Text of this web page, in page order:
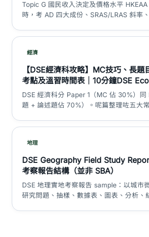
Topic G 國民收入決定及價格水平 HKEAA
時，考 AD 四大成份、SRAS/LRAS 斜率
pull/cost-push 通脹、multiplier 同 2019-
經濟
【DSE經濟科攻略】MC技巧、長題
考點及溫習時間表｜10分鐘DSE
DSE 經濟科分 Paper 1（MC 佔 30%）
題 + 論述題佔 70%）。呢篇整理咗五大
料為準。
地理
DSE Geography Field Study
考察報告結構（並非 SBA）
DSE 地理實地考察報告 sample：以城市
研究問題、抽樣、數據表、圖表、分析、